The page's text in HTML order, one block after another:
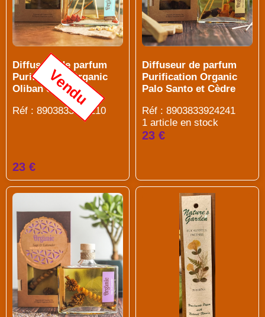
Diffuseur de parfum
Purification Organic
Oliban et Myrrhe
Réf : 8903833924210
Vendu
23 €
Diffuseur de parfum
Purification Organic
Palo Santo et Cèdre
Réf : 8903833924241
1 article en stock
23 €